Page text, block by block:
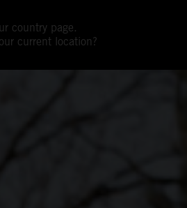
country page.
current location?